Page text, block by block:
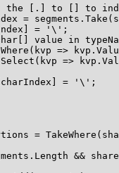
the [.] to [] to
=
= '\';
value in
=>
=>
= '\';
=
&&